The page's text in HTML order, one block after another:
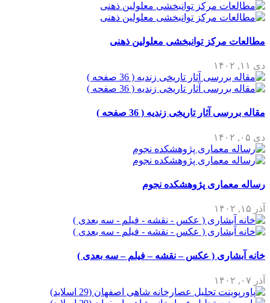
مطالعات مرکز توانبخشی معلولین ذهنی
دی ۱۱, ۱۴۰۲
مقاله بررسی آثار تاریخی زندیه ( 36 صفحه )
دی ۰۵, ۱۴۰۲
رساله معماری پژوهشکده نجوم
آذر ۱۵, ۱۴۰۲
خانه آبشاری ( عکس – نقشه – فیلم – سه بعدی )
آذر ۰۷, ۱۴۰۲